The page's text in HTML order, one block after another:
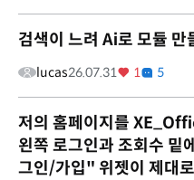
검색이 느려 Ai로 모듈 만
lucas26.07.31 1 5
저의 홈페이지를
왼쪽 로그인과 조회수 밑
그인/가입" 위젯이 제대